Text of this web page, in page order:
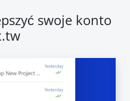
swoje konto